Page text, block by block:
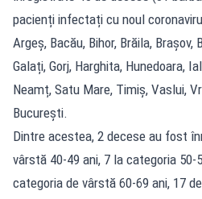
pacienți infectați cu noul
Argeș, Bacău, Bihor, Brăila, Brașov,
Galați, Gorj, Harghita, Hunedoara,
Neamț, Satu Mare, Timiș, Vaslui,
București.
Dintre acestea, 2 decese au fost
vârstă 40-49 ani, 7 la categoria 50-
categoria de vârstă 60-69 ani, 17